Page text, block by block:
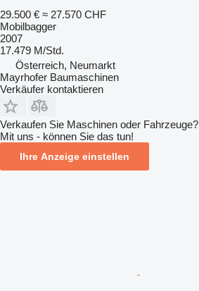
29.500 € ≈ 27.570 CHF
Mobilbagger
2007
17.479 M/Std.
Österreich, Neumarkt
Mayrhofer Baumaschinen
Verkäufer kontaktieren
Verkaufen Sie Maschinen oder Fahrzeuge?
Mit uns - können Sie das tun!
Ihre Anzeige einstellen